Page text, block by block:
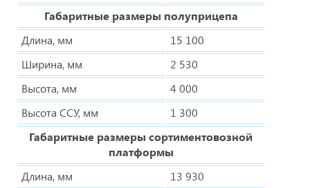
Габаритные размеры полуприцепа
Длина, мм
15 100
Ширина, мм
2 530
Высота, мм
4 000
Высота ССУ, мм
1 300
Габаритные размеры сортиментовозной
платформы
Длина, мм
13 930